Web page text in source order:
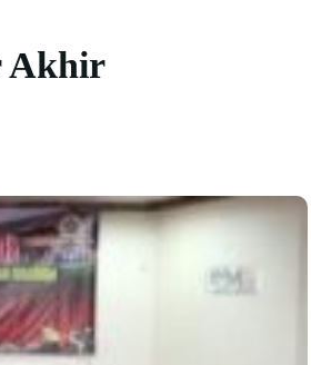
Akhir